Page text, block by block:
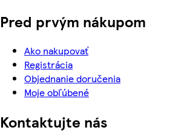
Pred prvým nákupom
Ako nakupovať
Registrácia
Objednanie doručenia
Moje obľúbené
Kontaktujte nás